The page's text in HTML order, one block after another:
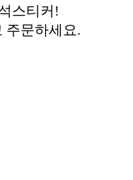
스티커!
주문하세요.